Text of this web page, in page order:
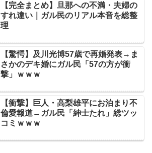
【完全まとめ】旦那への不満・夫婦の
すれ違い｜ガル民のリアル本音を総整
理
【驚愕】及川光博57歳で再婚発表→ま
さかのデキ婚にガル民「57の方が衝
撃」ｗｗｗ
【衝撃】巨人・高梨雄平にお泊まり不
倫愛報道→ガル民「紳士たれ」総ツッ
コミｗｗｗ